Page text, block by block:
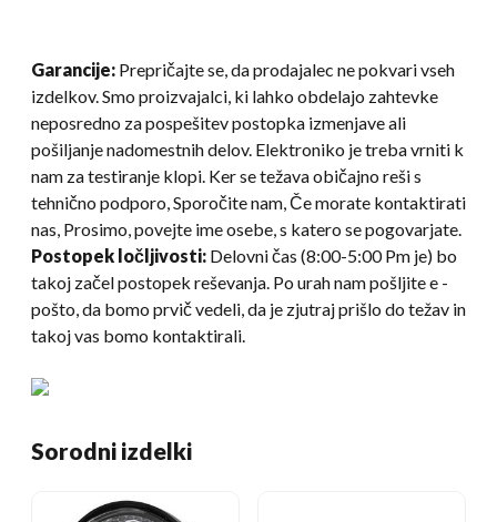
Garancije: Prepričajte se, da prodajalec ne pokvari vseh
izdelkov. Smo proizvajalci, ki lahko obdelajo zahtevke
neposredno za pospešitev postopka izmenjave ali
pošiljanje nadomestnih delov. Elektroniko je treba vrniti k
nam za testiranje klopi. Ker se težava običajno reši s
tehnično podporo, Sporočite nam, Če morate kontaktirati
nas, Prosimo, povejte ime osebe, s katero se pogovarjate.
Postopek ločljivosti: Delovni čas (8:00-5:00 Pm je) bo
takoj začel postopek reševanja. Po urah nam pošljite e -
pošto, da bomo prvič vedeli, da je zjutraj prišlo do težav in
takoj vas bomo kontaktirali.
Sorodni izdelki